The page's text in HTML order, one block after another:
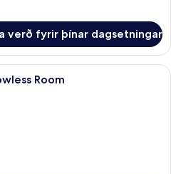
verð fyrir þínar dagsetningar
Hljóðeinangrun, ókeypis þráðlaus
Room